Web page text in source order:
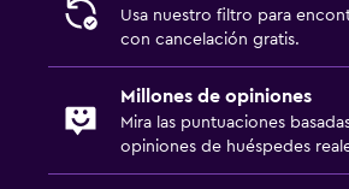
Usa nuestro filtro para
con cancelación gratis.
Millones de opiniones
Mira las puntuaciones
opiniones de huéspedes